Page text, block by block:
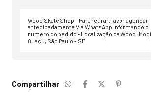
Wood Skate Shop - Para retirar, favor agendar
antecipadamente Via WhatsApp informando o
numero do pedido • Localização da Wood: Mogi
Guaçu, São Paulo - SP
Compartilhar